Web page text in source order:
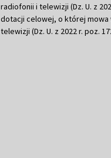
radiofonii i telewizji (Dz. U. z
dotacji celowej, o której mowa
telewizji (Dz. U. z 2022 r. poz.